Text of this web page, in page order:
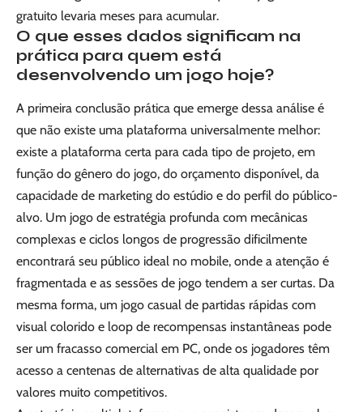
gratuito levaria meses para acumular.
O que esses dados significam na
prática para quem está
desenvolvendo um jogo hoje?
A primeira conclusão prática que emerge dessa análise é
que não existe uma plataforma universalmente melhor:
existe a plataforma certa para cada tipo de projeto, em
função do gênero do jogo, do orçamento disponível, da
capacidade de marketing do estúdio e do perfil do público-
alvo. Um jogo de estratégia profunda com mecânicas
complexas e ciclos longos de progressão dificilmente
encontrará seu público ideal no mobile, onde a atenção é
fragmentada e as sessões de jogo tendem a ser curtas. Da
mesma forma, um jogo casual de partidas rápidas com
visual colorido e loop de recompensas instantâneas pode
ser um fracasso comercial em PC, onde os jogadores têm
acesso a centenas de alternativas de alta qualidade por
valores muito competitivos.